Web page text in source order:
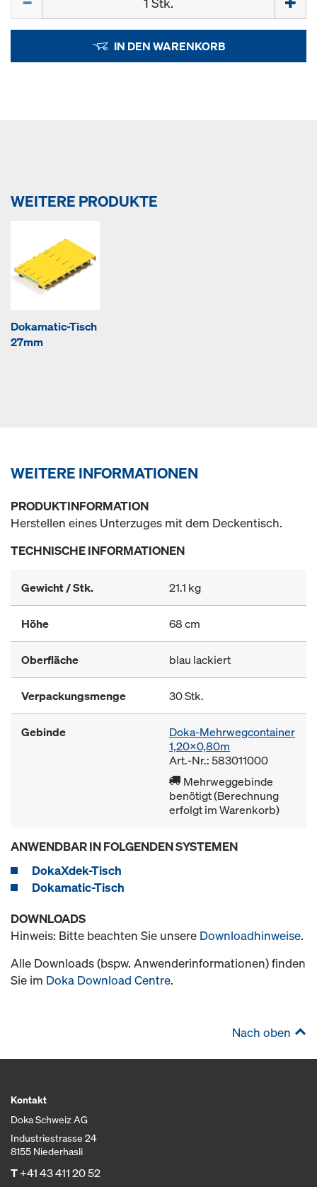
IN DEN WARENKORB
WEITERE PRODUKTE
Dokamatic-Tisch
27mm
WEITERE INFORMATIONEN
PRODUKTINFORMATION
Herstellen eines Unterzuges mit dem Deckentisch.
TECHNISCHE INFORMATIONEN
Gewicht / Stk. 21.1 kg
Höhe 68 cm
Oberfläche blau lackiert
Verpackungsmenge 30 Stk.
Gebinde
Doka-Mehrwegcontainer
1,20x0,80m
Art.-Nr.: 583011000
Mehrweggebinde
benötigt (Berechnung
erfolgt im Warenkorb)
ANWENDBAR IN FOLGENDEN SYSTEMEN
DokaXdek-Tisch
Dokamatic-Tisch
DOWNLOADS
Hinweis: Bitte beachten Sie unsere Downloadhinweise.
Alle Downloads (bspw. Anwenderinformationen) finden
Sie im Doka Download Centre.
Nach oben
Kontakt
Doka Schweiz AG
Industriestrasse 24
8155 Niederhasli
T+41 43 411 20 52